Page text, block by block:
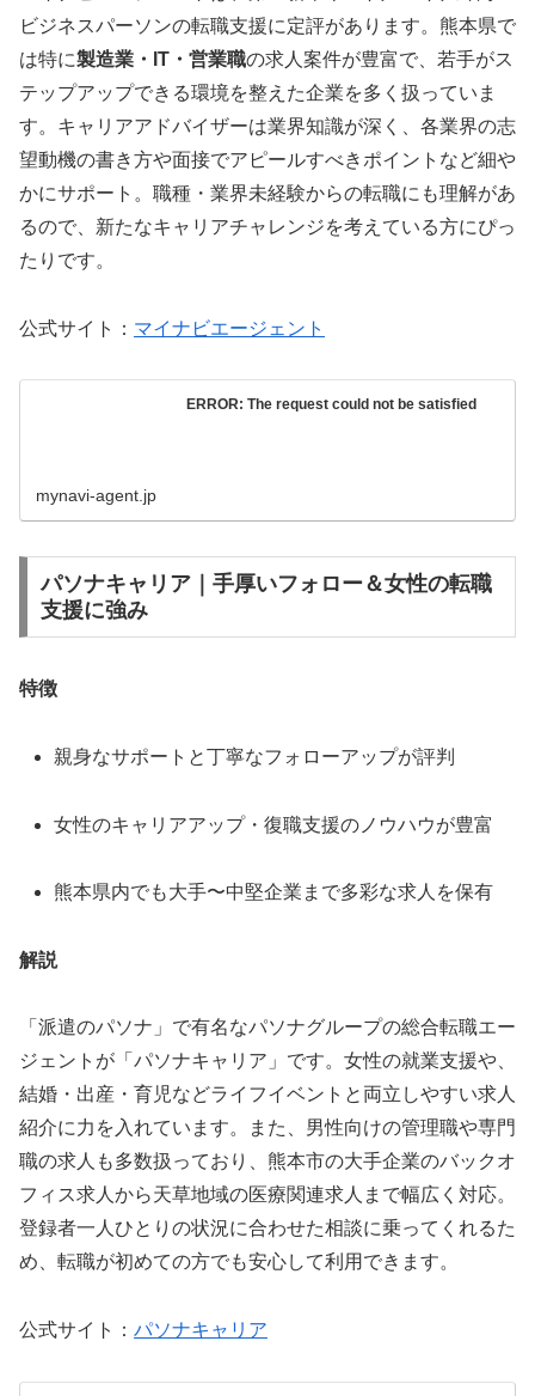
ビジネスパーソンの転職支援に定評があります。熊本県で
は特に製造業・IT・営業職の求人案件が豊富で、若手がス
テップアップできる環境を整えた企業を多く扱っていま
す。キャリアアドバイザーは業界知識が深く、各業界の志
望動機の書き方や面接でアピールすべきポイントなど細や
かにサポート。職種・業界未経験からの転職にも理解があ
るので、新たなキャリアチャレンジを考えている方にぴっ
たりです。
公式サイト： マイナビエージェント
ERROR: The request could not be satisfied
mynavi-agent.jp
パソナキャリア｜手厚いフォロー＆女性の転職
支援に強み
特徴
親身なサポートと丁寧なフォローアップが評判
女性のキャリアアップ・復職支援のノウハウが豊富
熊本県内でも大手〜中堅企業まで多彩な求人を保有
解説
「派遣のパソナ」で有名なパソナグループの総合転職エー
ジェントが「パソナキャリア」です。女性の就業支援や、
結婚・出産・育児などライフイベントと両立しやすい求人
紹介に力を入れています。また、男性向けの管理職や専門
職の求人も多数扱っており、熊本市の大手企業のバックオ
フィス求人から天草地域の医療関連求人まで幅広く対応。
登録者一人ひとりの状況に合わせた相談に乗ってくれるた
め、転職が初めての方でも安心して利用できます。
公式サイト： パソナキャリア